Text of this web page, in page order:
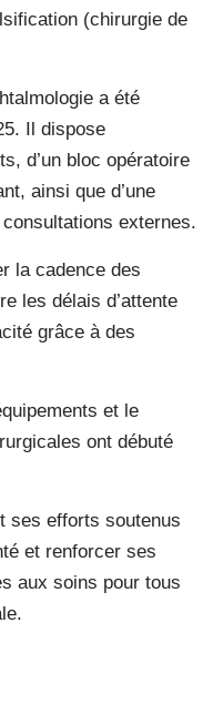
(chirurgie de
a été
Il dispose
d’un bloc opératoire
ainsi que d’une
externes.
la cadence des
les délais d’attente
grâce à des
et le
ont débuté
ses efforts soutenus
et renforcer ses
aux soins pour tous